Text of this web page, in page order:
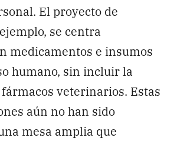
El proyecto de
se centra
medicamentos e insumos
humano, sin incluir la
veterinarios. Estas
aún no han sido
mesa amplia que